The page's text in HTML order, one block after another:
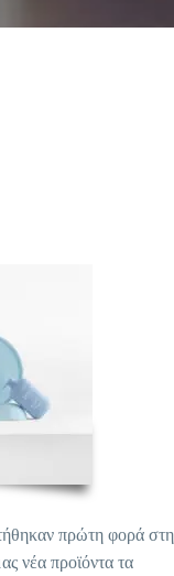
πρώτη φορά
νέα προϊόντα τα